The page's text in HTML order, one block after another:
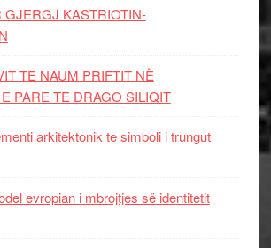
GJERGJ KASTRIOTIN-
TE NAUM PRIFTIT NË
PARE TE DRAGO SILIQIT
arkitektonik te simboli i trungut
evropian i mbrojtjes së identitetit